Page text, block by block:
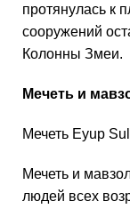
протянулась к
сооружений
Колонны Змеи.
Мечеть и
Мечеть Eyup
Мечеть и
людей всех